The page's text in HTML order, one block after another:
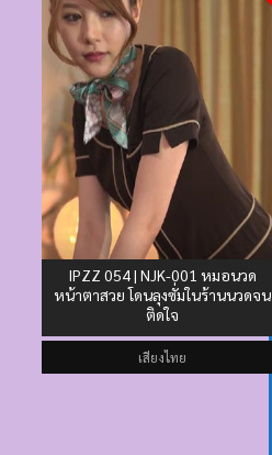
IPZZ 054 | NJK-001 หมอนวด
หน้าตาสวย โดนลุงซั่มในร้านนวดจน
ติดใจ
เสียงไทย